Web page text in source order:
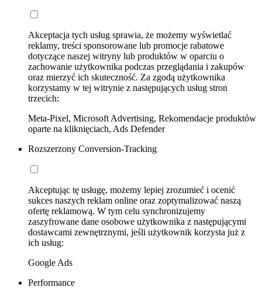
Akceptacja tych usług sprawia, że możemy wyświetlać
reklamy, treści sponsorowane lub promocje rabatowe
dotyczące naszej witryny lub produktów w oparciu o
zachowanie użytkownika podczas przeglądania i zakupów
oraz mierzyć ich skuteczność. Za zgodą użytkownika
korzystamy w tej witrynie z następujących usług stron
trzecich:
Meta-Pixel, Microsoft Advertising, Rekomendacje produktów
oparte na kliknięciach, Ads Defender
Rozszerzony Conversion-Tracking
Akceptując tę usługę, możemy lepiej zrozumieć i ocenić
sukces naszych reklam online oraz zoptymalizować naszą
ofertę reklamową. W tym celu synchronizujemy
zaszyfrowane dane osobowe użytkownika z następującymi
dostawcami zewnętrznymi, jeśli użytkownik korzysta już z
ich usług:
Google Ads
Performance